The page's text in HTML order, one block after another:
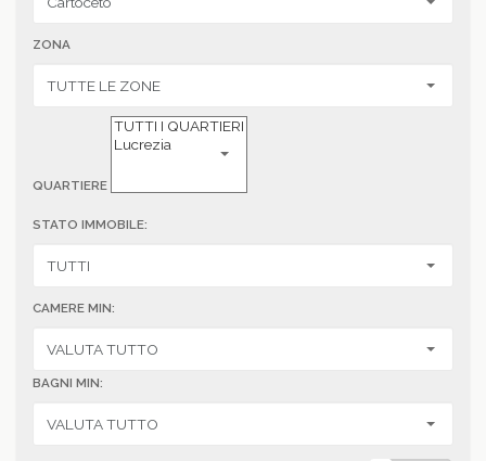
ZONA
QUARTIERE
STATO IMMOBILE:
CAMERE MIN:
BAGNI MIN: